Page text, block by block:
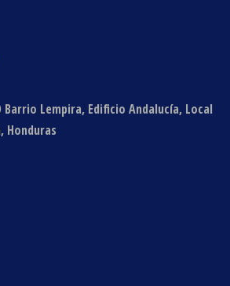
Barrio Lempira, Edificio Andalucía, Local
Honduras